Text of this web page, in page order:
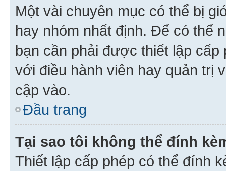
Một vài chuyên mục có thể bị
hay nhóm nhất định. Để có thể
bạn cần phải được thiết lập
với điều hành viên hay quản trị
cập vào.
Đầu trang
Tại sao tôi không thể đính
Thiết lập cấp phép có thể đính